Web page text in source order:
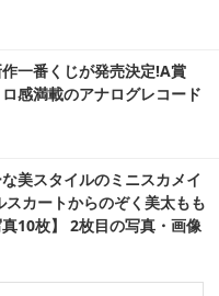
一番くじが発売決定!A賞
感満載のアナログレコード
美スタイルのミニスカメイ
スカートからのぞく美太もも
10枚】 2枚目の写真・画像